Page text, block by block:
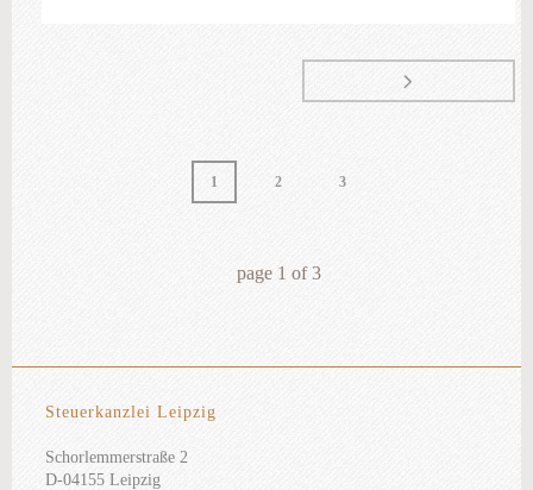
1 2 3
page 1 of3
Steuerkanzlei Leipzig
Schorlemmerstraße 2
D-04155 Leipzig